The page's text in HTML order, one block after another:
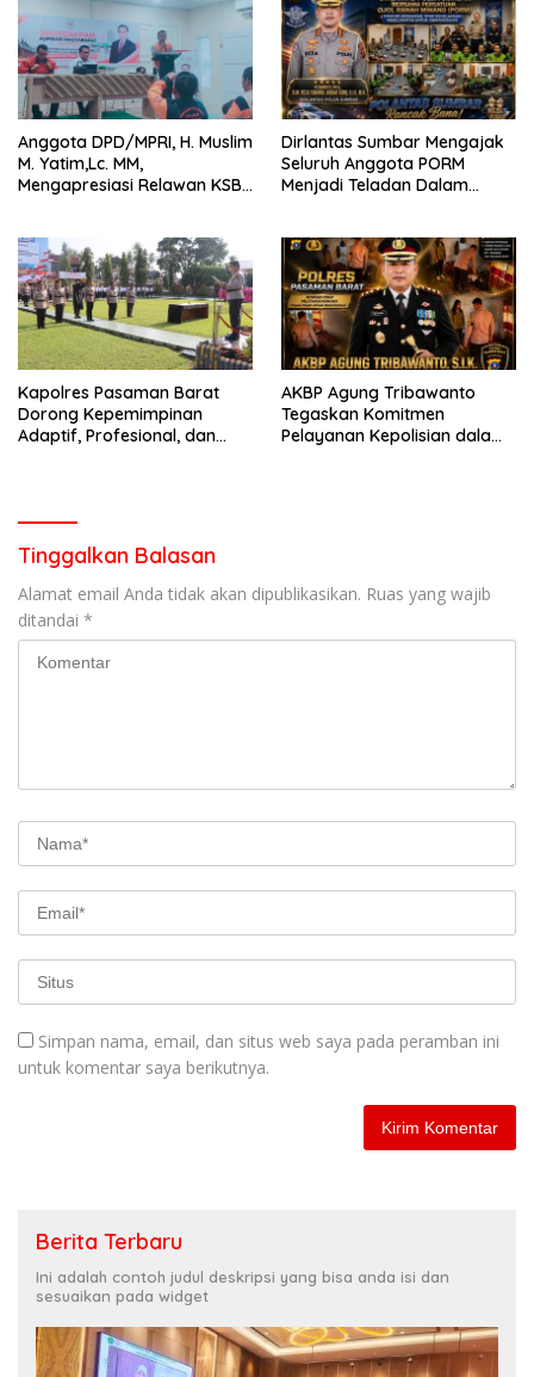
Anggota DPD/MPRI, H. Muslim
M. Yatim,Lc. MM,
Mengapresiasi Relawan KSB
Bencana
Dirlantas Sumbar Mengajak
Seluruh Anggota PORM
Menjadi Teladan Dalam
Perlengkapan Keselamatan
Berkendara
Kapolres Pasaman Barat
Dorong Kepemimpinan
Adaptif, Profesional, dan
AKBP Agung Tribawanto
Tegaskan Komitmen
Pelayanan Kepolisian dalam
Tinggalkan Balasan
Alamat email Anda tidak akan dipublikasikan. Ruas yang wajib
ditandai *
Simpan nama, email, dan situs web saya pada peramban ini
untuk komentar saya berikutnya.
Berita Terbaru
Ini adalah contoh judul deskripsi yang bisa anda isi dan
sesuaikan pada widget